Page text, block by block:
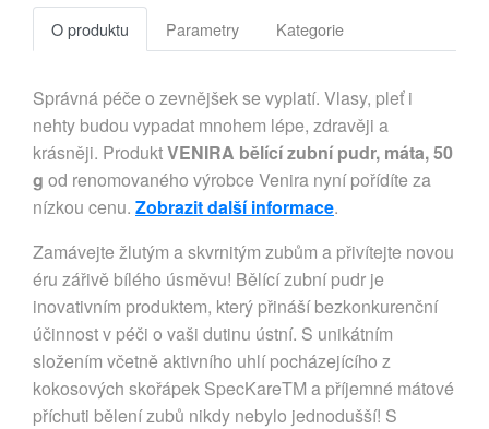
O produktu Parametry Kategorie
Správná péče o zevnějšek se vyplatí. Vlasy, pleť i
nehty budou vypadat mnohem lépe, zdravěji a
krásněji. ProduktVENIRA bělící zubní pudr, máta, 50
g od renomovaného výrobce Venira nyní pořídíte za
nízkou cenu. Zobrazit další informace.
Zamávejte žlutým a skvrnitým zubům a přivítejte novou
éru zářivě bílého úsměvu! Bělící zubní pudr je
inovativním produktem, který přináší bezkonkurenční
účinnost v péči o vaši dutinu ústní. S unikátním
složením včetně aktivního uhlí pocházejícího z
kokosových skořápek SpecKareTM a příjemné mátové
příchuti bělení zubů nikdy nebylo jednodušší! S